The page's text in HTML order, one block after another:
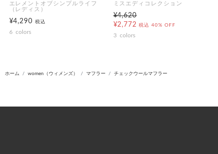
エレメントオブシンプルライフ
（レディス）
¥4,290税込
6 colors
ミスエディコレクション
¥4,620
¥2,772 税込 40% OFF
3 colors
ホーム women（ウィメンズ） マフラー チェックウールマフラー